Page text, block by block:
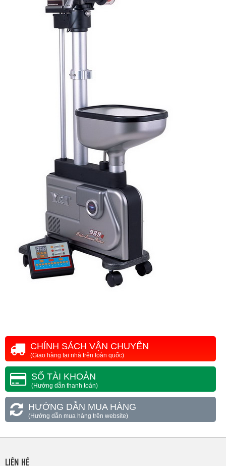
CHÍNH SÁCH VẬN CHUYỂN
(Giao hàng tại nhà trên toàn quốc)
SỐ TÀI KHOẢN
(Hướng dẫn thanh toán)
HƯỚNG DẪN MUA HÀNG
(Hướng dẫn mua hàng trên website)
LIÊN HỆ